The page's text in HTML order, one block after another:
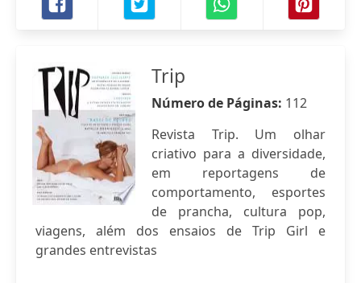
Trip
Número de Páginas: 112
Revista Trip. Um olhar
criativo para a diversidade,
em reportagens de
comportamento, esportes
de prancha, cultura pop,
viagens, além dos ensaios de Trip Girl e
grandes entrevistas